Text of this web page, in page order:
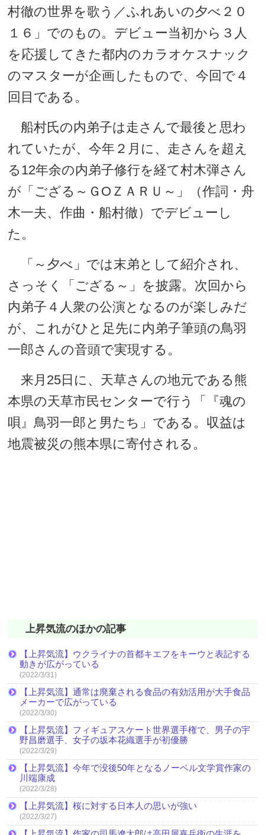
村徹の世界を歌う／ふれあいの夕べ２０
１６」でのもの。デビュー当初から３人
を応援してきた都内のカラオケスナック
のマスターが企画したもので、今回で４
回目である。
船村氏の内弟子は走さんで最後と思わ
れていたが、今年２月に、走さんを超え
る12年余の内弟子修行を経て村木弾さん
が「ござる～ＧОＺＡＲＵ～」（作詞・舟
木一夫、作曲・船村徹）でデビューし
た。
「～夕べ」では末弟として紹介され、
さっそく「ござる～」を披露。次回から
内弟子４人衆の公演となるのが楽しみだ
が、これがひと足先に内弟子筆頭の鳥羽
一郎さんの音頭で実現する。
来月25日に、天草さんの地元である熊
本県の天草市民センターで行う「『魂の
唄』鳥羽一郎と男たち」である。収益は
地震被災の熊本県に寄付される。
上昇気流のほかの記事
【上昇気流】ウクライナの首都キエフをキーウと表記する
動きが広がっている
(2022/3/31)
【上昇気流】通常は廃棄される食品の有効活用が大手食品
メーカーで広がっている
(2022/3/30)
【上昇気流】フィギュアスケート世界選手権で、男子の宇
野昌磨選手、女子の坂本花織選手が初優勝
(2022/3/29)
【上昇気流】今年で没後50年となるノーベル文学賞作家の
川端康成
(2022/3/28)
【上昇気流】桜に対する日本人の思いが強い
(2022/3/27)